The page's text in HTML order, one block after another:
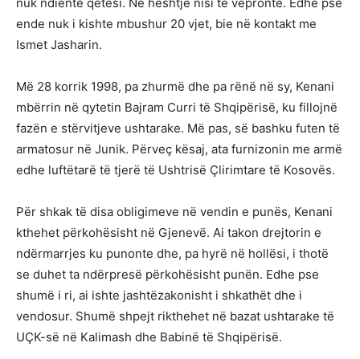
ende nuk i kishte mbushur 20 vjet, bie në kontakt me
Ismet Jasharin.
Më 28 korrik 1998, pa zhurmë dhe pa rënë në sy, Kenani
mbërrin në qytetin Bajram Curri të Shqipërisë, ku fillojnë
fazën e stërvitjeve ushtarake. Më pas, së bashku futen të
armatosur në Junik. Përveç kësaj, ata furnizonin me armë
edhe luftëtarë të tjerë të Ushtrisë Çlirimtare të Kosovës.
Për shkak të disa obligimeve në vendin e punës, Kenani
kthehet përkohësisht në Gjenevë. Ai takon drejtorin e
ndërmarrjes ku punonte dhe, pa hyrë në hollësi, i thotë
se duhet ta ndërpresë përkohësisht punën. Edhe pse
shumë i ri, ai ishte jashtëzakonisht i shkathët dhe i
vendosur. Shumë shpejt rikthehet në bazat ushtarake të
UÇK-së në Kalimash dhe Babinë të Shqipërisë.